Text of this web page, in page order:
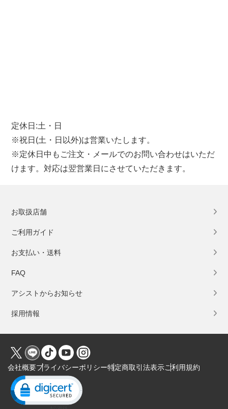
定休日:土・日
※祝日(土・日以外)は営業いたします。
※定休日中もご注文・メールでのお問い合わせはいただ
けます。対応は翌営業日にさせていただきます。
お取扱店舗
ご利用ガイド
お支払い・送料
FAQ
アシストからお知らせ
採用情報
会社概要プライバシーポリシー特定商取引法表示ご利用規約
Click to open certificate verification popup